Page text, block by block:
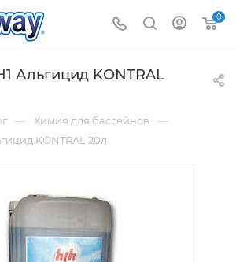
0
Альгицид KONTRAL
— Химия для бассейнов —
KONTRAL 20л